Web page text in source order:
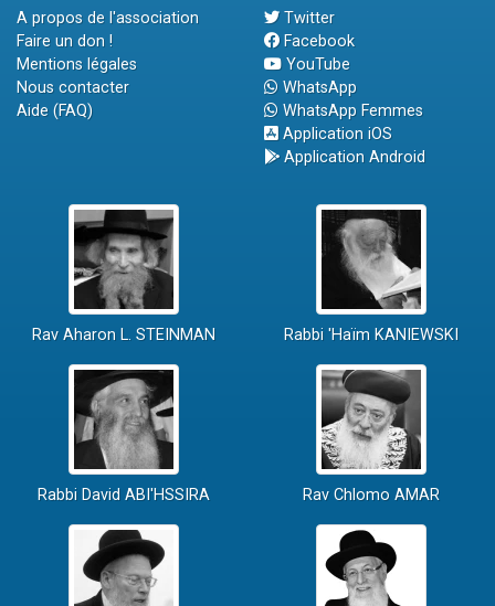
A propos de l'association
Faire un don !
Mentions légales
Nous contacter
Aide (FAQ)
Twitter
Facebook
YouTube
WhatsApp
WhatsApp Femmes
Application iOS
Application Android
Rav Aharon L. STEINMAN Rabbi 'Haïm KANIEWSKI
Rabbi David ABI'HSSIRA Rav Chlomo AMAR